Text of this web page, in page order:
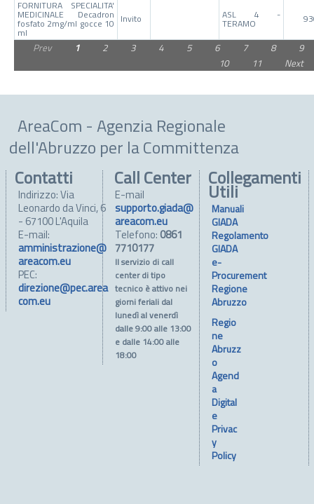
FORNITURA SPECIALITA'
MEDICINALE Decadron
fosfato 2mg/ml gocce 10
ml
Invito ASL 4 -
TERAMO
Prev 1 2 3 4 5 6 7 8
9
10
11 Next
AreaCom - Agenzia Regionale
dell'Abruzzo per la Committenza
Contatti
Indirizzo: Via
Leonardo da Vinci, 6
- 67100 L'Aquila
E-mail:
amministrazione@
areacom.eu
PEC:
direzione@pec.area
com.eu
Collegamenti
Utili
Manuali
GIADA
Regolamento
GIADA
e-
Procurement
Regione
Abruzzo
Regio
ne
Abruzz
o
Agend
a
Digital
e
Privac
y
Policy
Call Center
E-mail
supporto.giada@
areacom.eu
Telefono: 0861
7710177
Il servizio di call
center di tipo
tecnico è attivo nei
giorni feriali dal
lunedì al venerdì
dalle 9:00 alle 13:00
e dalle 14:00 alle
18:00